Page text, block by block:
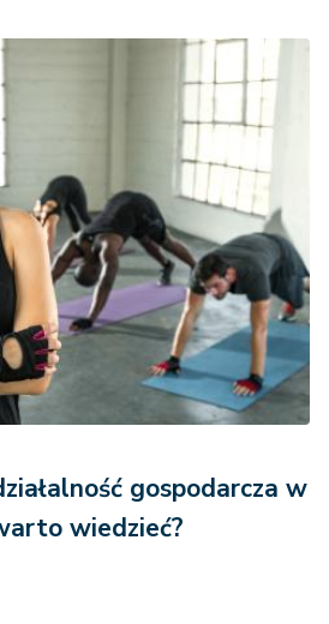
gospodarcza w
wiedzieć?